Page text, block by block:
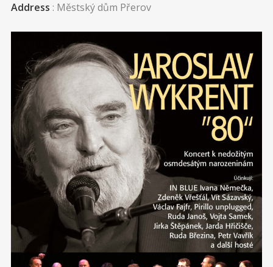
Address : Městský dům Přerov